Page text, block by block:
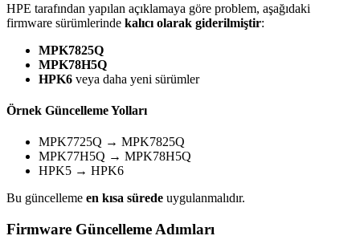
HPE tarafından yapılan açıklamaya göre problem, aşağıdaki
firmware sürümlerinde kalıcı olarak giderilmiştir:
MPK7825Q
MPK78H5Q
HPK6 veya daha yeni sürümler
Örnek Güncelleme Yolları
MPK7725Q → MPK7825Q
MPK77H5Q → MPK78H5Q
HPK5 → HPK6
Bu güncelleme en kısa sürede uygulanmalıdır.
Firmware Güncelleme Adımları